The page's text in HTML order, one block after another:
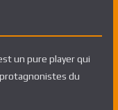
un pure player qui
du